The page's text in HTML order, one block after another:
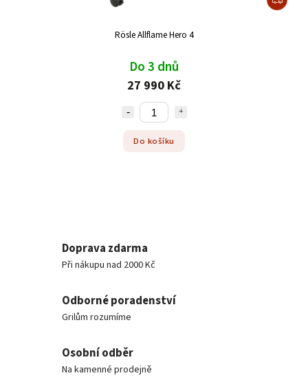
Rösle Allflame Hero 4
Do 3 dnů
27 990 Kč
Do košíku
Doprava zdarma
Při nákupu nad 2000 Kč
Odborné poradenství
Grilům rozumíme
Osobní odběr
Na kamenné prodejně